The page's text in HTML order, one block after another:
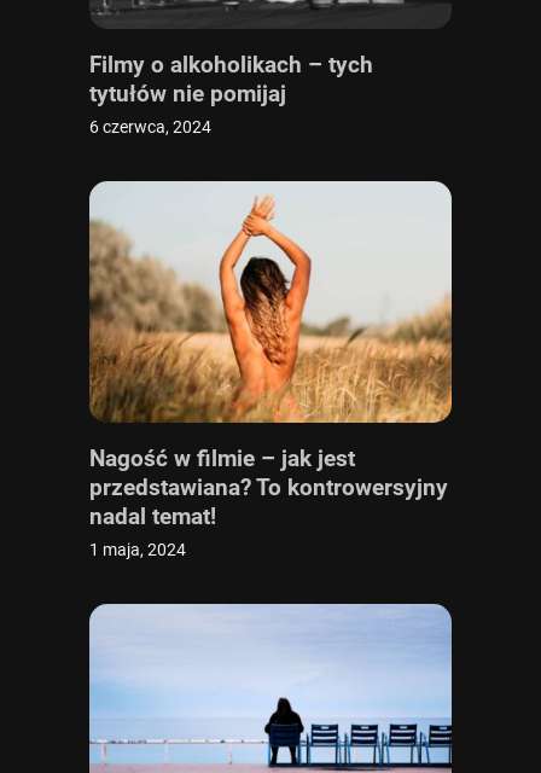
Filmy o alkoholikach – tych
tytułów nie pomijaj
6 czerwca, 2024
Nagość w filmie – jak jest
przedstawiana? To kontrowersyjny
nadal temat!
1 maja, 2024